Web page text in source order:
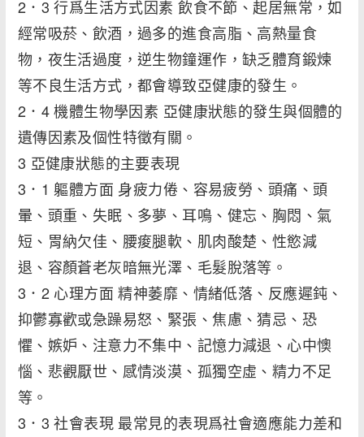
2．3 行爲生活方式因素 飲食不節、起居無常，如
經常吸菸、飲酒，過多的進食高脂、高熱量食
物，夜生活過度，逆生物鐘運作，缺乏體育鍛煉
等不良生活方式，都會導致亞健康的發生。
2．4 機體生物學因素 亞健康狀態的發生與個體的
遺傳因素及個性特徵有關。
3 亞健康狀態的主要表現
3．1 軀體方面 身疲力倦、容易疲勞、頭痛、頭
暈、頭重、失眠、多夢、耳鳴、健忘、胸悶、氣
短、胃納欠佳、腰痠腿軟、肌肉酸楚、性慾減
退、容顏蒼老灰暗無光澤、毛髮脫落等。
3．2 心理方面 精神萎靡、情緒低落、反應遲鈍、
抑鬱寡歡或急躁易怒、緊張、焦慮、猜忌、恐
懼、嫉妒、注意力不集中、記憶力減退、心中懊
惱、悲觀厭世、感情淡漠、孤獨空虛、精力不足
等。
3．3 社會表現 最常見的表現爲社會適應能力差和